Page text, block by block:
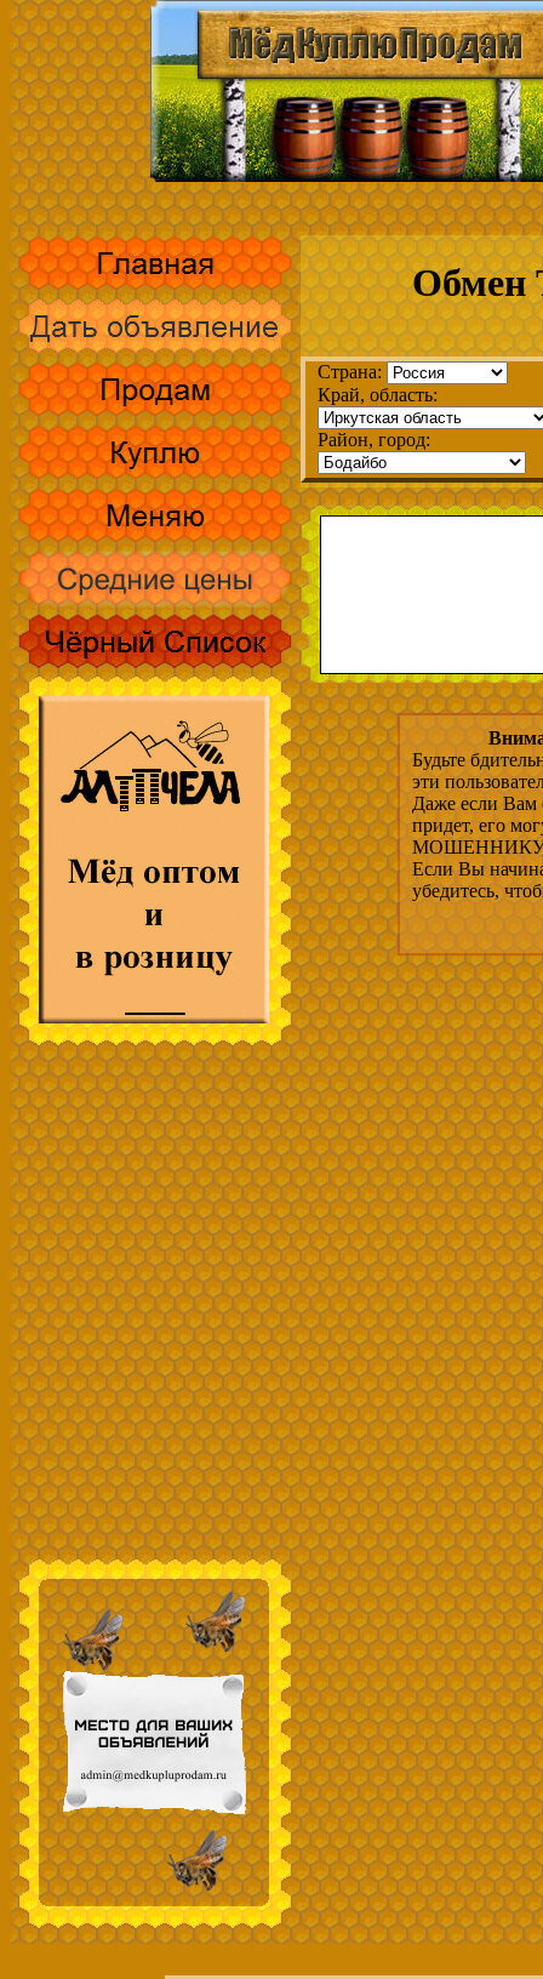
Обмен
Страна:
Край, область:
Район, город:
Будьте
эти
Даже если Вам
придет, его
МОШЕННИКУ,
Если Вы
убедитесь,